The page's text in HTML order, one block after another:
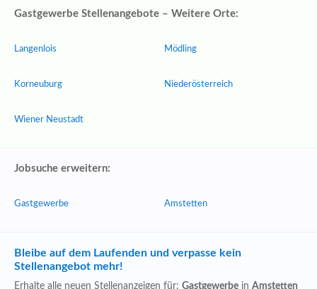
Gastgewerbe Stellenangebote – Weitere Orte:
Langenlois
Korneuburg
Wiener Neustadt
Mödling
Niederösterreich
Jobsuche erweitern:
Gastgewerbe Amstetten
Bleibe auf dem Laufenden und verpasse kein
Stellenangebot mehr!
Erhalte alle neuen Stellenanzeigen für: Gastgewerbe in Amstetten